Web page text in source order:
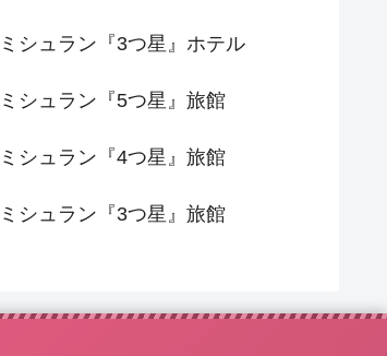
ミシュラン『3つ星』ホテル
ミシュラン『5つ星』旅館
ミシュラン『4つ星』旅館
ミシュラン『3つ星』旅館